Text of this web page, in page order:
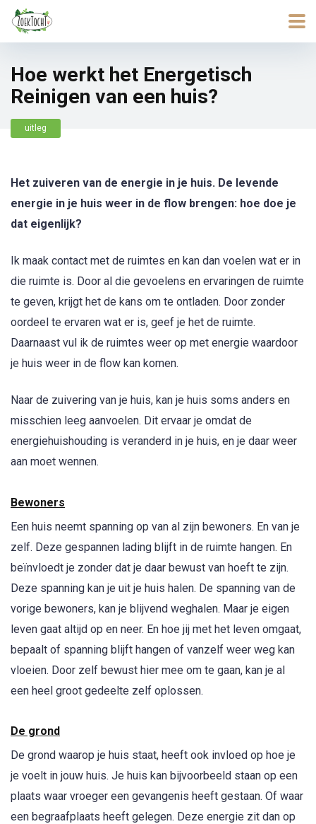
Hoe werkt het Energetisch
Reinigen van een huis?
uitleg
Het zuiveren van de energie in je huis. De levende
energie in je huis weer in de flow brengen: hoe doe je
dat eigenlijk?
Ik maak contact met de ruimtes en kan dan voelen wat er in
die ruimte is. Door al die gevoelens en ervaringen de ruimte
te geven, krijgt het de kans om te ontladen. Door zonder
oordeel te ervaren wat er is, geef je het de ruimte.
Daarnaast vul ik de ruimtes weer op met energie waardoor
je huis weer in de flow kan komen.
Naar de zuivering van je huis, kan je huis soms anders en
misschien leeg aanvoelen. Dit ervaar je omdat de
energiehuishouding is veranderd in je huis, en je daar weer
aan moet wennen.
Bewoners
Een huis neemt spanning op van al zijn bewoners. En van je
zelf. Deze gespannen lading blijft in de ruimte hangen. En
beïnvloedt je zonder dat je daar bewust van hoeft te zijn.
Deze spanning kan je uit je huis halen. De spanning van de
vorige bewoners, kan je blijvend weghalen. Maar je eigen
leven gaat altijd op en neer. En hoe jij met het leven omgaat,
bepaalt of spanning blijft hangen of vanzelf weer weg kan
vloeien. Door zelf bewust hier mee om te gaan, kan je al
een heel groot gedeelte zelf oplossen.
De grond
De grond waarop je huis staat, heeft ook invloed op hoe je
je voelt in jouw huis. Je huis kan bijvoorbeeld staan op een
plaats waar vroeger een gevangenis heeft gestaan. Of waar
een begraafplaats heeft gelegen. Deze energie zit dan op